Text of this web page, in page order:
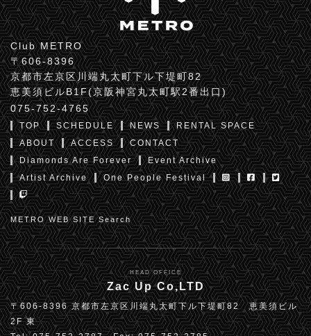
Club METRO
〒606-8396
京都市左京区川端丸太町下ル下堤町82
恵美須ビルB1F(京阪神宮丸太町駅2番出口)
075-752-4765
TOP SCHEDULE NEWS
RENTAL SPACE
ABOUT
ACCESS
CONTACT
Diamonds Are Forever
Event Archive
Artist Archive
One People Festival
METRO WEB SITE Search
HEAD OFFICE
Zac Up Co,LTD
〒606-8396 京都市左京区川端丸太町下ル下堤町82 恵美須ビル
2F 東